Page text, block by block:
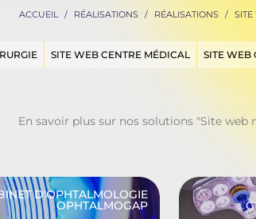
ACCUEIL RÉALISATIONS RÉALISATIONS
SITE WEB CENTRE MÉDICAL SITE WEB
En savoir plus sur nos solutions "Site web
D'OPHTALMOLOGIE
OPHTALMOGAP